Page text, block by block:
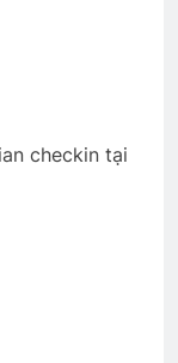
checkin tại